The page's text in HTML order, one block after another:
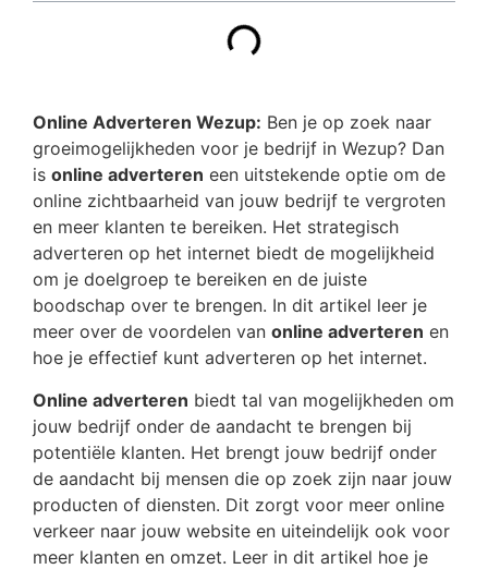
Online Adverteren Wezup: Ben je op zoek naar
groeimogelijkheden voor je bedrijf in Wezup? Dan
is online adverteren een uitstekende optie om de
online zichtbaarheid van jouw bedrijf te vergroten
en meer klanten te bereiken. Het strategisch
adverteren op het internet biedt de mogelijkheid
om je doelgroep te bereiken en de juiste
boodschap over te brengen. In dit artikel leer je
meer over de voordelen van online adverteren en
hoe je effectief kunt adverteren op het internet.
Online adverteren biedt tal van mogelijkheden om
jouw bedrijf onder de aandacht te brengen bij
potentiële klanten. Het brengt jouw bedrijf onder
de aandacht bij mensen die op zoek zijn naar jouw
producten of diensten. Dit zorgt voor meer online
verkeer naar jouw website en uiteindelijk ook voor
meer klanten en omzet. Leer in dit artikel hoe je